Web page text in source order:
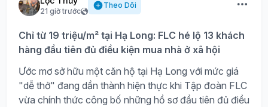
21 giờ trước
Theo Dõi
Chỉ từ 19 triệu/m² tại Hạ Long: FLC hé lộ 13 khách
hàng đầu tiên đủ điều kiện mua nhà ở xã hội
Ước mơ sở hữu một căn hộ tại Hạ Long với mức giá
"dễ thở" đang dần thành hiện thực khi Tập đoàn FLC
vừa chính thức công bố những hồ sơ đầu tiên đủ điều